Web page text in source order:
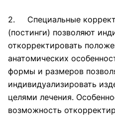
2. Специальные
(постинги) позволяют
откорректировать
анатомических
формы и размеров
индивидуализировать
целями лечения.
возможность